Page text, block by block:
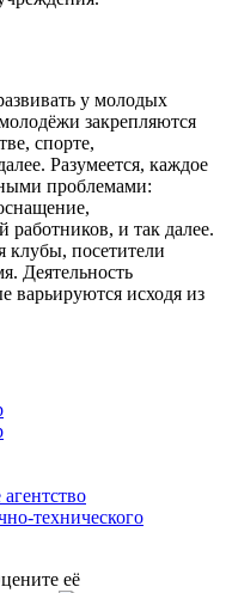
у молодых
закрепляются
спорте,
Разумеется, каждое
проблемами:
работников, и так далее.
клубы, посетители
Деятельность
варьируются исходя из
технического
её